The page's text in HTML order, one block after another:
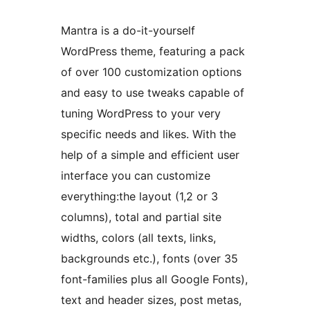
Mantra is a do-it-yourself
WordPress theme, featuring a pack
of over 100 customization options
and easy to use tweaks capable of
tuning WordPress to your very
specific needs and likes. With the
help of a simple and efficient user
interface you can customize
everything:the layout (1,2 or 3
columns), total and partial site
widths, colors (all texts, links,
backgrounds etc.), fonts (over 35
font-families plus all Google Fonts),
text and header sizes, post metas,